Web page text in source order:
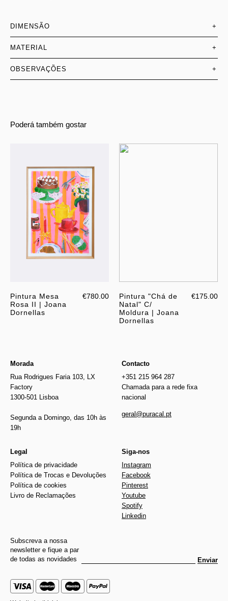
DIMENSÃO +
MATERIAL +
OBSERVAÇÕES +
Poderá também gostar
Pintura Mesa
Rosa II | Joana
Dornellas
€780.00
Pintura "Chá de
Natal" C/
Moldura | Joana
Dornellas
€175.00
Morada
Rua Rodrigues Faria 103, LX
Factory
1300-501 Lisboa
Segunda a Domingo, das 10h às
19h
Contacto
+351 215 964 287
Chamada para a rede fixa
nacional
geral@puracal.pt
Legal
Política de privacidade
Política de Trocas e Devoluções
Política de cookies
Livro de Reclamações
Siga-nos
Instagram
Facebook
Pinterest
Youtube
Spotify
Linkedin
Subscreva a nossa
newsletter e fique a par
de todas as novidades
Enviar